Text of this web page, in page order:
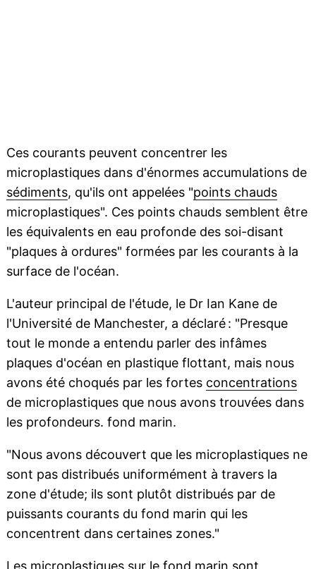
Ces courants peuvent concentrer les
microplastiques dans d'énormes accumulations de
sédiments, qu'ils ont appelées "points chauds
microplastiques". Ces points chauds semblent être
les équivalents en eau profonde des soi-disant
"plaques à ordures" formées par les courants à la
surface de l'océan.
L'auteur principal de l'étude, le Dr Ian Kane de
l'Université de Manchester, a déclaré : "Presque
tout le monde a entendu parler des infâmes
plaques d'océan en plastique flottant, mais nous
avons été choqués par les fortes concentrations
de microplastiques que nous avons trouvées dans
les profondeurs. fond marin.
"Nous avons découvert que les microplastiques ne
sont pas distribués uniformément à travers la
zone d'étude; ils sont plutôt distribués par de
puissants courants du fond marin qui les
concentrent dans certaines zones."
Les microplastiques sur le fond marin sont